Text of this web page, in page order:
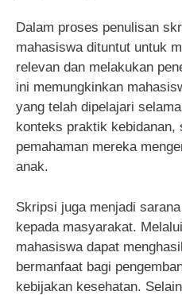
Dalam proses penulisan
mahasiswa dituntut untuk
relevan dan melakukan
ini memungkinkan
yang telah dipelajari
konteks praktik kebidanan,
pemahaman mereka
anak.
Skripsi juga menjadi
kepada masyarakat.
mahasiswa dapat
bermanfaat bagi
kebijakan kesehatan.